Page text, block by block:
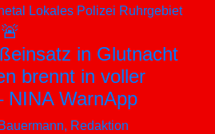
Lokales Polizei Ruhrgebiet
in Glutnacht
brennt in voller
NINA WarnApp
Redaktion